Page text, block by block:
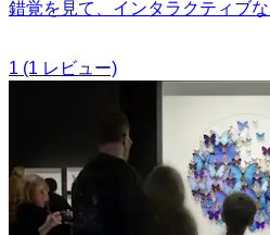
錯覚を見て、インタラクティブ
1 (1 レビュー)